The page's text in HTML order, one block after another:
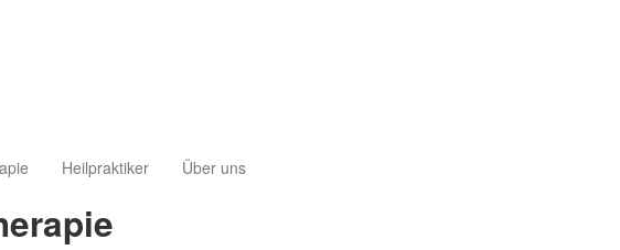
Heilpraktiker Über uns